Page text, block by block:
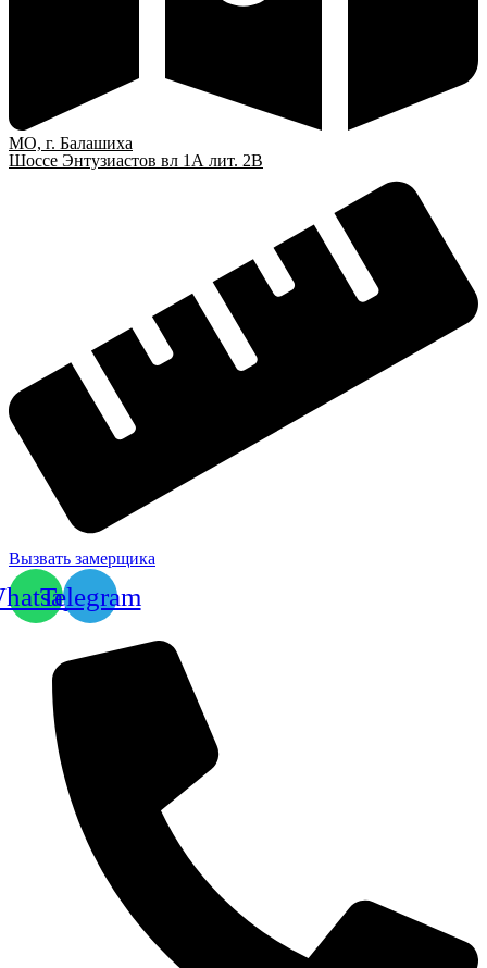
МО, г. Балашиха
Шоссе Энтузиастов вл 1А лит. 2В
Вызвать замерщика
Telegram